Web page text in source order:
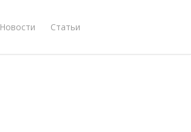
Новости Статьи